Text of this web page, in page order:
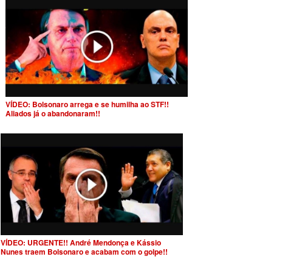
VÍDEO: Bolsonaro arrega e se humilha ao STF!!
Aliados já o abandonaram!!
VÍDEO: URGENTE!! André Mendonça e Kássio
Nunes traem Bolsonaro e acabam com o golpe!!